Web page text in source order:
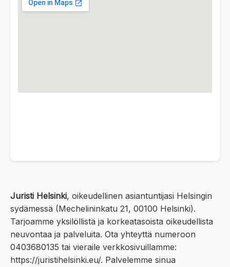
Juristi Helsinki, oikeudellinen asiantuntijasi Helsingin
sydämessä (Mechelininkatu 21, 00100 Helsinki).
Tarjoamme yksilöllistä ja korkeatasoista oikeudellista
neuvontaa ja palveluita. Ota yhteyttä numeroon
0403680135 tai vieraile verkkosivuillamme:
https://juristihelsinki.eu/. Palvelemme sinua